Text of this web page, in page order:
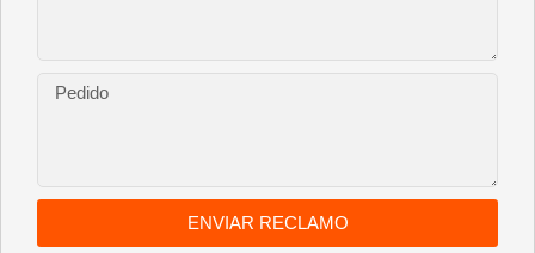
ENVIAR RECLAMO